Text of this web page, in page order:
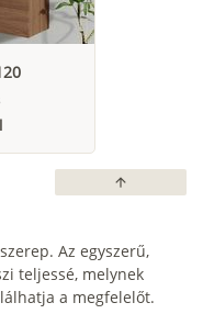
arrow_upward
Az egyszerű,
teljessé, melynek
a megfelelőt.